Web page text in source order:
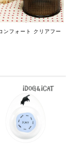
ンフォート クリアフー